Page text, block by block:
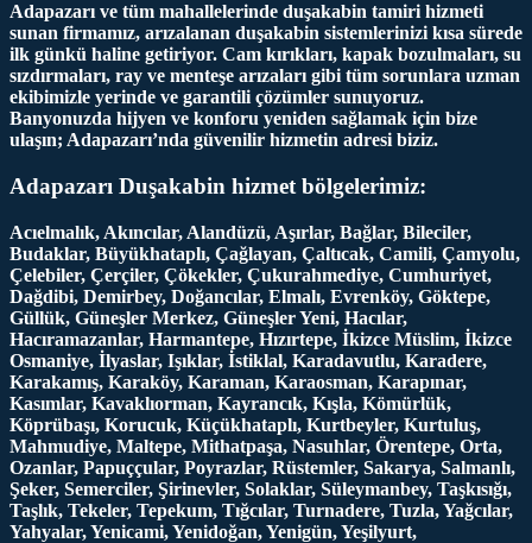
Adapazarı ve tüm mahallelerinde duşakabin tamiri hizmeti
sunan firmamız, arızalanan duşakabin sistemlerinizi kısa sürede
ilk günkü haline getiriyor. Cam kırıkları, kapak bozulmaları, su
sızdırmaları, ray ve menteşe arızaları gibi tüm sorunlara uzman
ekibimizle yerinde ve garantili çözümler sunuyoruz.
Banyonuzda hijyen ve konforu yeniden sağlamak için bize
ulaşın; Adapazarı’nda güvenilir hizmetin adresi biziz.
Adapazarı Duşakabin hizmet bölgelerimiz:
Acıelmalık, Akıncılar, Alandüzü, Aşırlar, Bağlar, Bileciler,
Budaklar, Büyükhataplı, Çağlayan, Çaltıcak, Camili, Çamyolu,
Çelebiler, Çerçiler, Çökekler, Çukurahmediye, Cumhuriyet,
Dağdibi, Demirbey, Doğancılar, Elmalı, Evrenköy, Göktepe,
Güllük, Güneşler Merkez, Güneşler Yeni, Hacılar,
Hacıramazanlar, Harmantepe, Hızırtepe, İkizce Müslim, İkizce
Osmaniye, İlyaslar, Işıklar, İstiklal, Karadavutlu, Karadere,
Karakamış, Karaköy, Karaman, Karaosman, Karapınar,
Kasımlar, Kavaklıorman, Kayrancık, Kışla, Kömürlük,
Köprübaşı, Korucuk, Küçükhataplı, Kurtbeyler, Kurtuluş,
Mahmudiye, Maltepe, Mithatpaşa, Nasuhlar, Örentepe, Orta,
Ozanlar, Papuççular, Poyrazlar, Rüstemler, Sakarya, Salmanlı,
Şeker, Semerciler, Şirinevler, Solaklar, Süleymanbey, Taşkısığı,
Taşlık, Tekeler, Tepekum, Tığcılar, Turnadere, Tuzla, Yağcılar,
Yahyalar, Yenicami, Yenidoğan, Yenigün, Yeşilyurt,